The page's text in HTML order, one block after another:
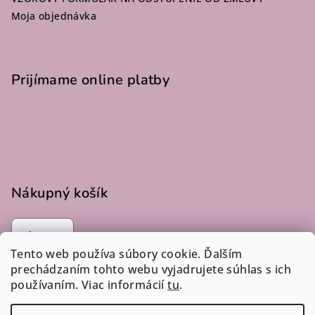
Tento web používa súbory cookie. Ďalším
prechádzaním tohto webu vyjadrujete súhlas s ich
používaním. Viac informáciítu.
Moja objednávka
Prijímame online platby
Nákupný košík
0ks /€0
Instagram